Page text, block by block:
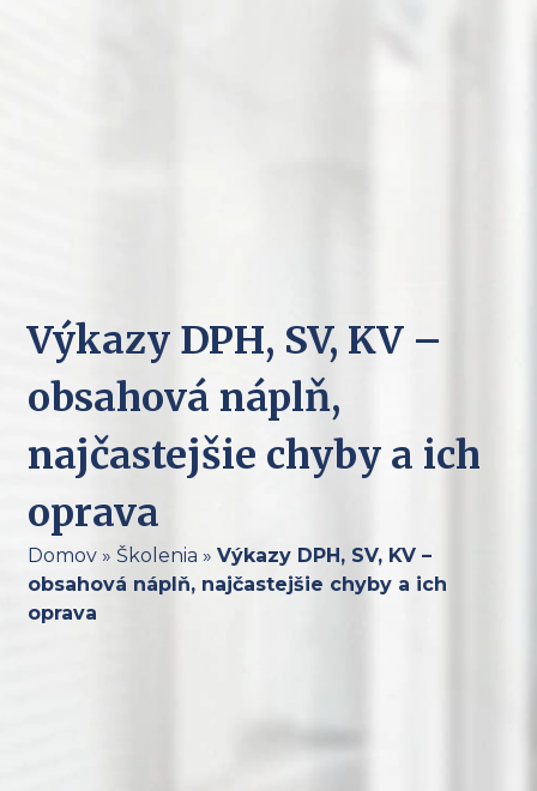
Výkazy DPH, SV, KV –
obsahová náplň,
najčastejšie chyby a ich
oprava
Domov» Školenia » Výkazy DPH, SV, KV –
obsahová náplň, najčastejšie chyby a ich
oprava